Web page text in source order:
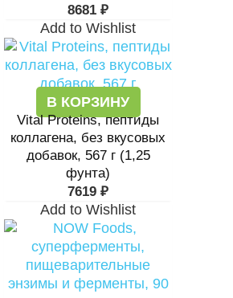
8681 ₽
Add to Wishlist
В КОРЗИНУ
Vital Proteins, пептиды
коллагена, без вкусовых
добавок, 567 г (1,25
фунта)
7619 ₽
Add to Wishlist